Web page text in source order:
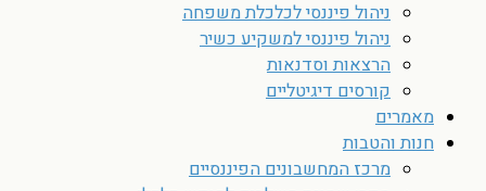
ניהול פיננסי לכלכלת משפחה
ניהול פיננסי למשקיע כשיר
הרצאות וסדנאות
קורסים דיגיטליים
מאמרים
חנות והטבות
מרכז המחשבונים הפיננסיים